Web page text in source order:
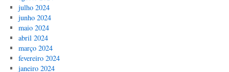
julho 2024
junho 2024
maio 2024
abril 2024
março 2024
fevereiro 2024
janeiro 2024